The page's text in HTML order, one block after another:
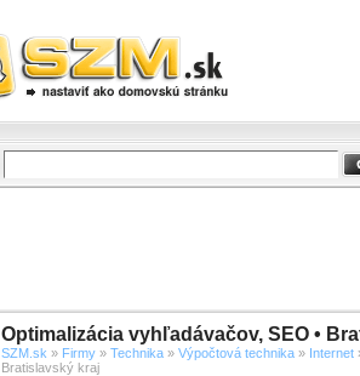
Optimalizácia vyhľadávačov, SEO •
SZM.sk » Firmy » Technika » Výpočtová technika » Internet
Bratislavský kraj